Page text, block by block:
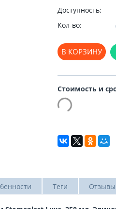
Доступность:
Кол-во:
В КОРЗИНУ
Стоимость и
Теги Отзывы